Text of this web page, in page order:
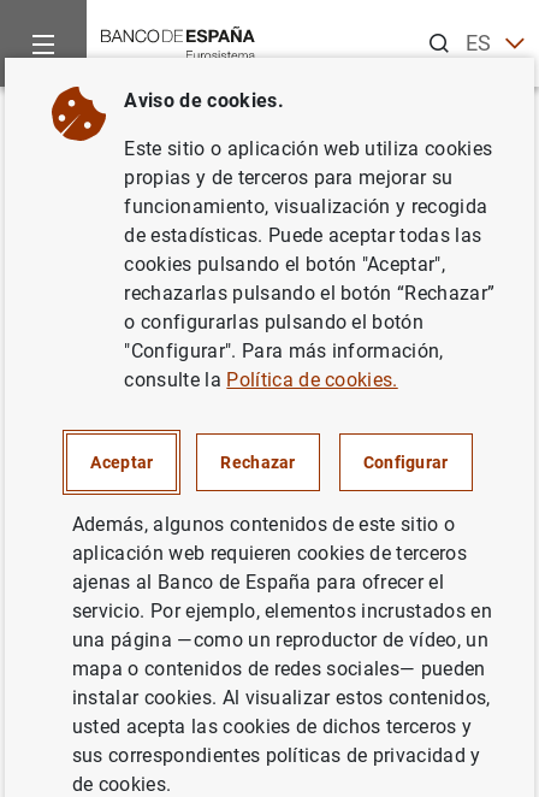
ESEN
Inicio Noticias y eventos
Volver
Evolución monetaria de la zona
del euro: septiembre de 2016
POLÍTICA MONETARIA SITUACIÓN ECONÓMICA
Evolución monetaria de la zona del euro:
septiembre de 2016 (179KB)
Anterior
Siguiente
Estado financiero consolida...
Aviso de cookies.
Este sitio o aplicación web utiliza cookies
propias y de terceros para mejorar su
funcionamiento, visualización y recogida
de estadísticas. Puede aceptar todas las
cookies pulsando el botón "Aceptar",
rechazarlas pulsando el botón “Rechazar”
o configurarlas pulsando el botón
"Configurar". Para más información,
consulte la Política de cookies.
Aceptar Rechazar Configurar
Además, algunos contenidos de este sitio o
aplicación web requieren cookies de terceros
ajenas al Banco de España para ofrecer el
servicio. Por ejemplo, elementos incrustados en
una página —como un reproductor de vídeo, un
mapa o contenidos de redes sociales— pueden
instalar cookies. Al visualizar estos contenidos,
usted acepta las cookies de dichos terceros y
sus correspondientes políticas de privacidad y
de cookies.